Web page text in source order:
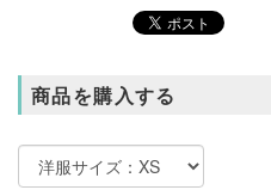
商品を購入する